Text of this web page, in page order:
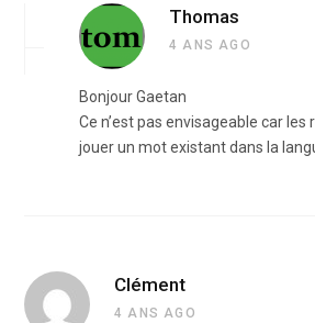
Thomas
4 ANS AGO
Bonjour Gaetan
Ce n’est pas envisageable car les
jouer un mot existant dans la
Clément
4 ANS AGO